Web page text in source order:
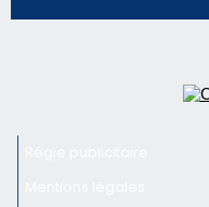
Nous contacter